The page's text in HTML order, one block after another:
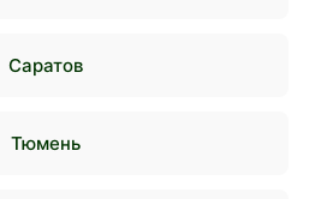
Саратов
Тюмень